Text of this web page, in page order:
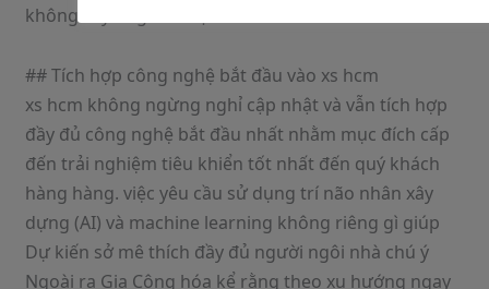
không xảy ra gián đoạn.
## Tích hợp công nghệ bắt đầu vào xs hcm
xs hcm không ngừng nghỉ cập nhật và vẫn tích hợp
đầy đủ công nghệ bắt đầu nhất nhằm mục đích cấp
đến trải nghiệm tiêu khiển tốt nhất đến quý khách
hàng hàng. việc yêu cầu sử dụng trí não nhân xây
dựng (AI) và machine learning không riêng gì giúp
Dự kiến sở mê thích đầy đủ người ngôi nhà chú ý
Ngoài ra Gia Công hóa kể rằng theo xu hướng ngay